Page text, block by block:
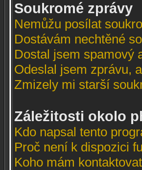
Soukromé zprávy
Nemůžu posílat
Dostávám nechtěné
Dostal jsem spamový
Odeslal jsem zprávu,
Zmizely mi starší
Záležitosti okolo
Kdo napsal tento
Proč není k dispozici
Koho mám